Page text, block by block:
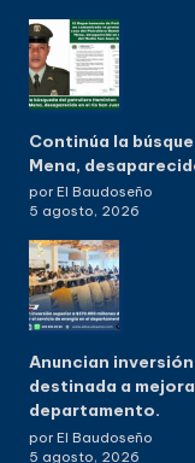
Continúa la
Mena,
por El Baudoseño
5 agosto, 2026
Anuncian
destinada a
departamento.
por El Baudoseño
5 agosto, 2026